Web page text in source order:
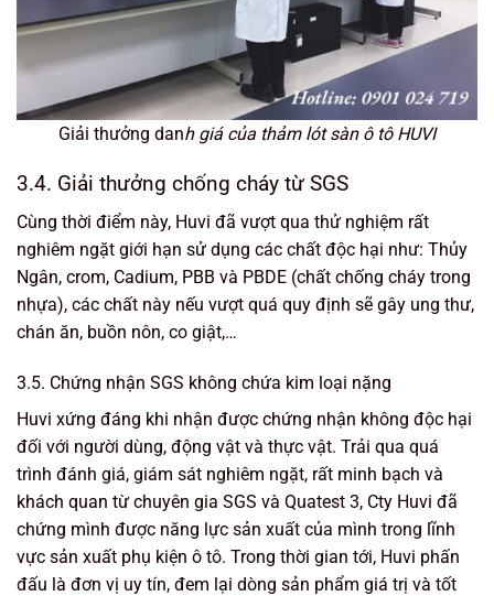
Giải thưởng danh giá của thảm lót sàn ô tô HUVI
3.4. Giải thưởng chống cháy từ SGS
Cùng thời điểm này, Huvi đã vượt qua thử nghiệm rất
nghiêm ngặt giới hạn sử dụng các chất độc hại như: Thủy
Ngân, crom, Cadium, PBB và PBDE (chất chống cháy trong
nhựa), các chất này nếu vượt quá quy định sẽ gây ung thư,
chán ăn, buồn nôn, co giật,…
3.5. Chứng nhận SGS không chứa kim loại nặng
Huvi xứng đáng khi nhận được chứng nhận không độc hại
đối với người dùng, động vật và thực vật. Trải qua quá
trình đánh giá, giám sát nghiêm ngặt, rất minh bạch và
khách quan từ chuyên gia SGS và Quatest 3, Cty Huvi đã
chứng mình được năng lực sản xuất của mình trong lĩnh
vực sản xuất phụ kiện ô tô. Trong thời gian tới, Huvi phấn
đấu là đơn vị uy tín, đem lại dòng sản phẩm giá trị và tốt